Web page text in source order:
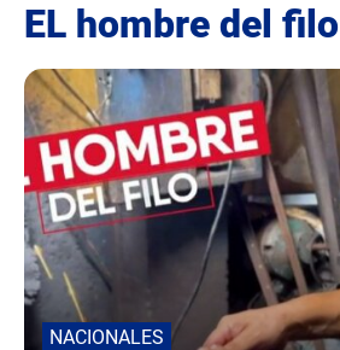
EL hombre del filo
NACIONALES